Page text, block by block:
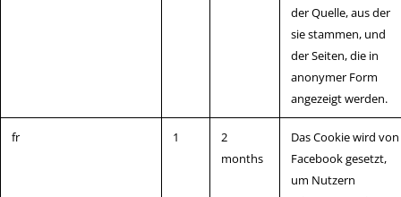
der Quelle, aus der
sie stammen, und
der Seiten, die in
anonymer Form
angezeigt werden.
fr 1
2
months
Das Cookie wird von
Facebook gesetzt,
um Nutzern